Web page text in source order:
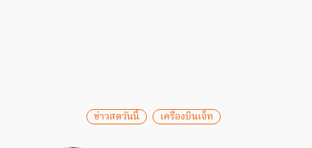
ข่าวสดวันนี้ เครื่องบินเจ็ท